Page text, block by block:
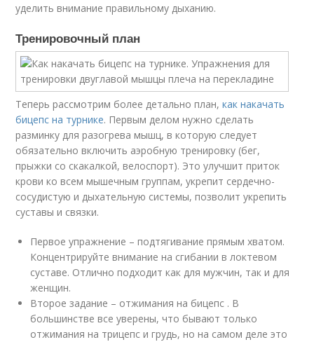
уделить внимание правильному дыханию.
Тренировочный план
Теперь рассмотрим более детально план,как накачать
бицепс на турнике. Первым делом нужно сделать
разминку для разогрева мышц, в которую следует
обязательно включить аэробную тренировку (бег,
прыжки со скакалкой, велоспорт). Это улучшит приток
крови ко всем мышечным группам, укрепит сердечно-
сосудистую и дыхательную системы, позволит укрепить
суставы и связки.
Первое упражнение – подтягивание прямым хватом.
Концентрируйте внимание на сгибании в локтевом
суставе. Отлично подходит как для мужчин, так и для
женщин.
Второе задание – отжимания на бицепс . В
большинстве все уверены, что бывают только
отжимания на трицепс и грудь, но на самом деле это